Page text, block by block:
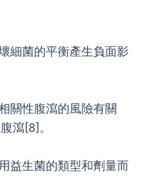
細菌的平衡產生負面影
關性腹瀉的風險有關
瀉[8]。
益生菌的類型和劑量而